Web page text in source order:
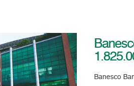
Banesco